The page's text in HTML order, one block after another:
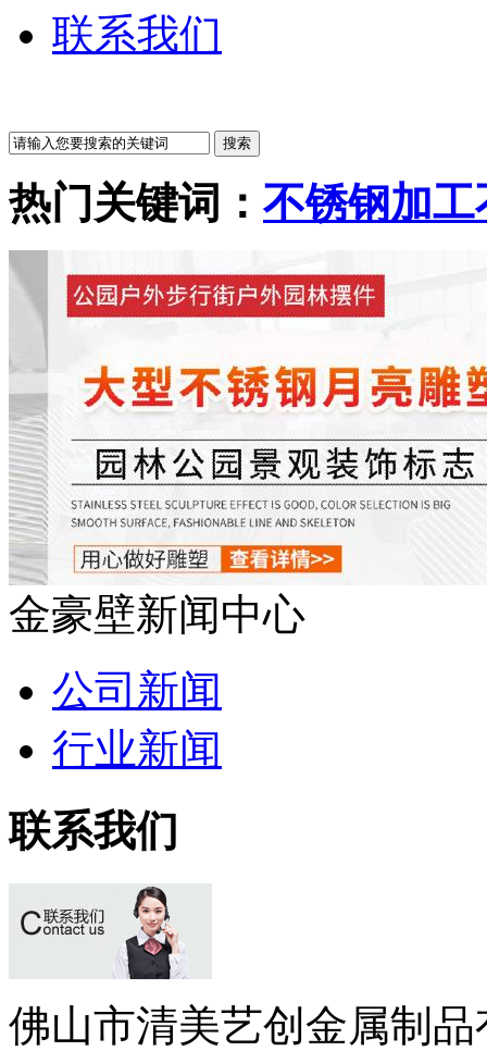
联系我们
热门关键词： 不锈钢加工
金豪壁新闻中心
公司新闻
行业新闻
联系我们
佛山市清美艺创金属制